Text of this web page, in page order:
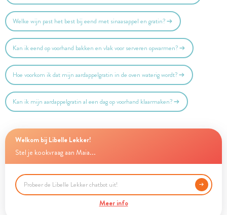
Welke wijn past het best bij eend met sinaasappel en gratin?
Kan ik eend op voorhand bakken en vlak voor serveren opwarmen?
Hoe voorkom ik dat mijn aardappelgratin in de oven waterig wordt?
Kan ik mijn aardappelgratin al een dag op voorhand klaarmaken?
Welkom bij Libelle Lekker!
Stel je kookvraag aan Maia...
Meer info